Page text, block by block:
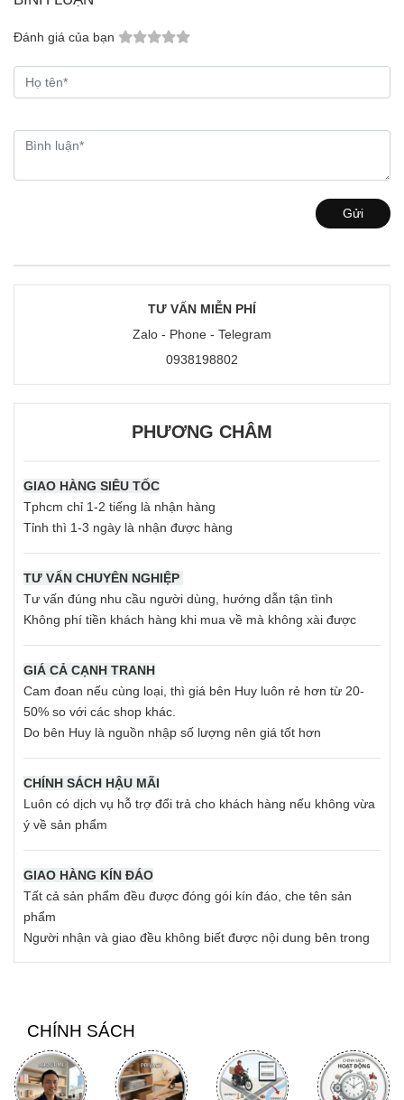
Đánh giá của bạn
Gửi
TƯ VẤN MIỄN PHÍ
Zalo - Phone - Telegram
0938198802
PHƯƠNG CHÂM
GIAO HÀNG SIÊU TỐC
Tphcm chỉ 1-2 tiếng là nhận hàng
Tỉnh thì 1-3 ngày là nhận được hàng
TƯ VẤN CHUYÊN NGHIỆP
Tư vấn đúng nhu cầu người dùng, hướng dẫn tận tình
Không phí tiền khách hàng khi mua về mà không xài được
GIÁ CẢ CẠNH TRANH
Cam đoan nếu cùng loại, thì giá bên Huy luôn rẻ hơn từ 20-
50% so với các shop khác.
Do bên Huy là nguồn nhập số lượng nên giá tốt hơn
CHÍNH SÁCH HẬU MÃI
Luôn có dịch vụ hỗ trợ đổi trả cho khách hàng nếu không vừa
ý về sản phẩm
GIAO HÀNG KÍN ĐÁO
Tất cả sản phẩm đều được đóng gói kín đáo, che tên sản
phẩm
Người nhận và giao đều không biết được nội dung bên trong
CHÍNH SÁCH